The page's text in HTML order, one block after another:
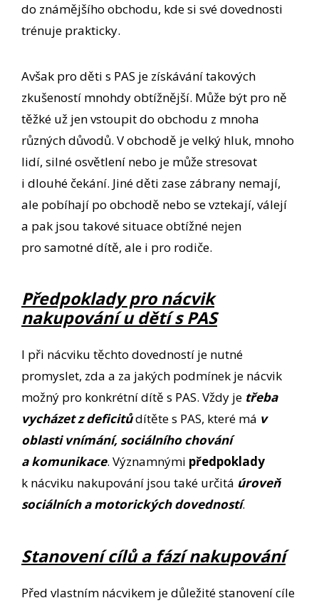
do známějšího obchodu, kde si své dovednosti
trénuje prakticky.
Avšak pro děti s PAS je získávání takových
zkušeností mnohdy obtížnější. Může být pro ně
těžké už jen vstoupit do obchodu z mnoha
různých důvodů. V obchodě je velký hluk, mnoho
lidí, silné osvětlení nebo je může stresovat
i dlouhé čekání. Jiné děti zase zábrany nemají,
ale pobíhají po obchodě nebo se vztekají, válejí
a pak jsou takové situace obtížné nejen
pro samotné dítě, ale i pro rodiče.
Předpoklady pro nácvik
nakupování u dětí s PAS
I při nácviku těchto dovedností je nutné
promyslet, zda a za jakých podmínek je nácvik
možný pro konkrétní dítě s PAS. Vždy je třeba
vycházet z deficitůdítěte s PAS, které má v
oblasti vnímání, sociálního chování
a komunikace. Významnými předpoklady
k nácviku nakupování jsou také určitá úroveň
sociálních a motorických dovedností.
Stanovení cílů a fází nakupování
Před vlastním nácvikem je důležité stanovení cíle